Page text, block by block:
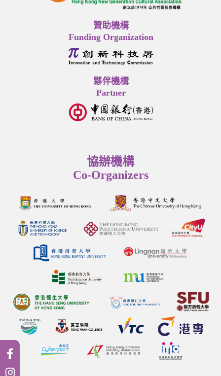
贊助機構
Funding Organization
夥伴機構
Partner
協辦機構
Co-Organizers